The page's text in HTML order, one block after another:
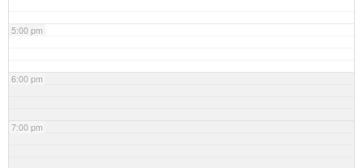
5:00 pm
6:00 pm
7:00 pm